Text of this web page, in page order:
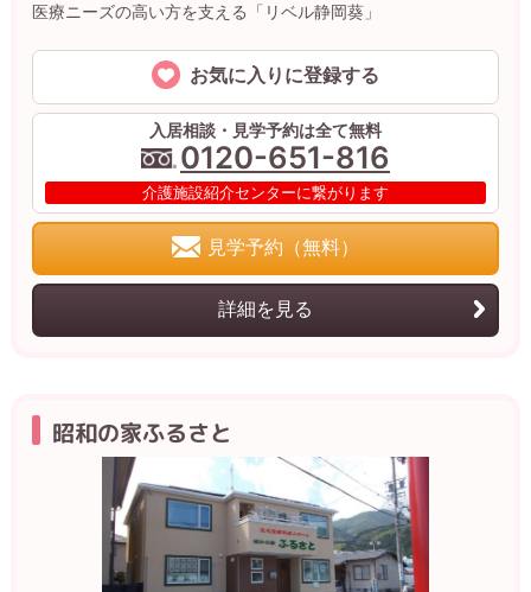
医療ニーズの高い方を支える「リベル静岡葵」
お気に入りに登録する
入居相談・見学予約は全て無料
0120-651-816
介護施設紹介センターに繋がります
見学予約（無料）
詳細を見る
昭和の家ふるさと